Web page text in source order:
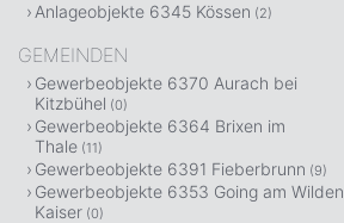
Anlageobjekte 6345 Kössen (2)
GEMEINDEN
Gewerbeobjekte 6370 Aurach bei
Kitzbühel (0)
Gewerbeobjekte 6364 Brixen im
Thale (11)
Gewerbeobjekte 6391 Fieberbrunn (9)
Gewerbeobjekte 6353 Going am Wilden
Kaiser (0)